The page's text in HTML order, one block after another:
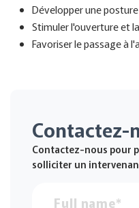
Développer une
Stimuler l'ouverture et
Favoriser le passage à
Contactez-
Contactez-nous pour
solliciter un